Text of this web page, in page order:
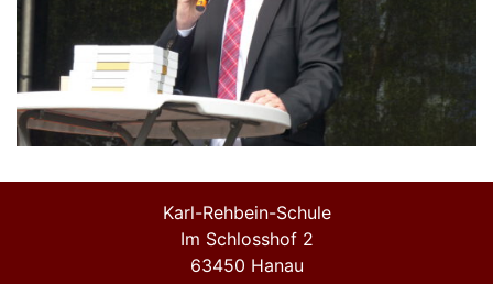
Karl-Rehbein-Schule
Im Schlosshof 2
63450 Hanau